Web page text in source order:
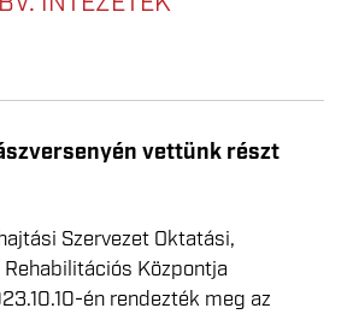
vettünk részt
Szervezet Oktatási,
Központja
én rendezték meg az